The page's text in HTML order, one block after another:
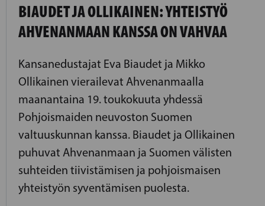
BIAUDET JA OLLIKAINEN: YHTEISTYÖ
AHVENANMAAN KANSSA ON VAHVAA
Kansanedustajat Eva Biaudet ja Mikko
Ollikainen vierailevat Ahvenanmaalla
maanantaina 19. toukokuuta yhdessä
Pohjoismaiden neuvoston Suomen
valtuuskunnan kanssa. Biaudet ja Ollikainen
puhuvat Ahvenanmaan ja Suomen välisten
suhteiden tiivistämisen ja pohjoismaisen
yhteistyön syventämisen puolesta.